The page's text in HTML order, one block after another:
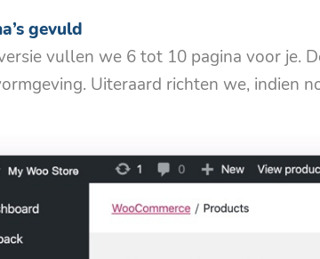
gevuld
vullen we 6 tot 10 pagina voor je.
Uiteraard richten we, indien